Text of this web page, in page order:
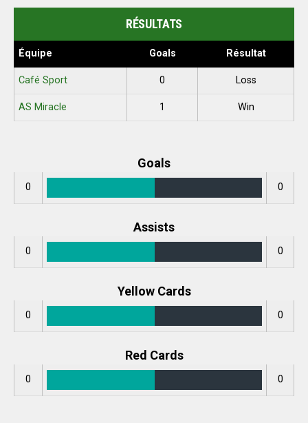
RÉSULTATS
Équipe Goals Résultat
Café Sport 0 Loss
AS Miracle 1 Win
Goals
0 0
Assists
0 0
Yellow Cards
0 0
Red Cards
0 0